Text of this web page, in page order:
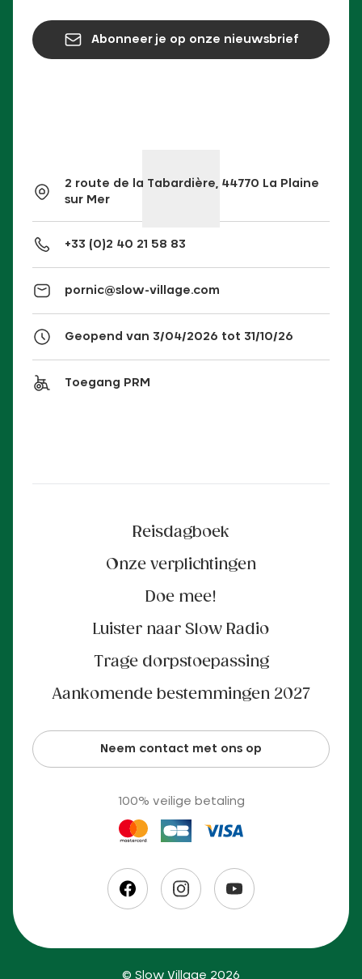
2 route de la Tabardière, 44770 La Plaine
sur Mer
+33 (0)2 40 21 58 83
pornic@slow-village.com
Geopend van 3/04/2026 tot 31/10/26
Toegang PRM
Reisdagboek
Onze verplichtingen
Doe mee!
Luister naar Slow Radio
Trage dorpstoepassing
Aankomende bestemmingen 2027
Neem contact met ons op
100% veilige betaling
Abonneer je op onze nieuwsbrief
© Slow Village 2026